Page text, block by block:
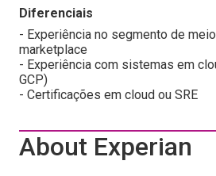
Diferenciais
- Experiência no segmento de
marketplace
- Experiência com sistemas em
GCP)
- Certificações em cloud ou SRE
About Experian